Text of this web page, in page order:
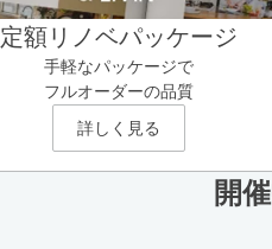
定額リノベパッケージ
手軽なパッケージで
フルオーダーの品質
詳しく見る
開